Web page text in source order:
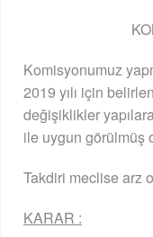
Komisyonumuz
2019 yılı için
değişiklikler
ile uygun görülmüş
Takdiri meclise arz
KARAR :